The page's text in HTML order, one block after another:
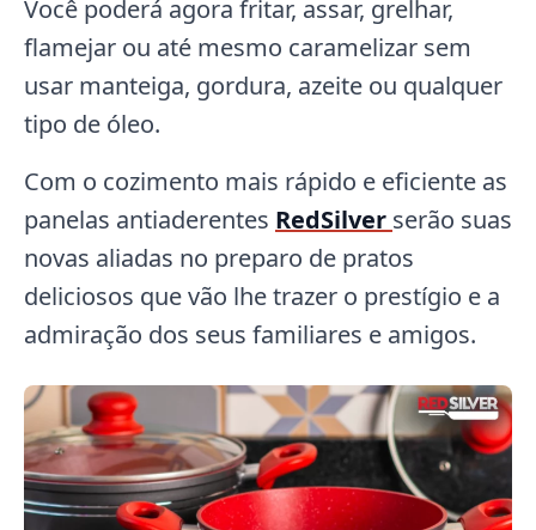
Você poderá agora fritar, assar, grelhar,
flamejar ou até mesmo caramelizar sem
usar manteiga, gordura, azeite ou qualquer
tipo de óleo.
Com o cozimento mais rápido e eficiente as
panelas antiaderentes RedSilver serão suas
novas aliadas no preparo de pratos
deliciosos que vão lhe trazer o prestígio e a
admiração dos seus familiares e amigos.